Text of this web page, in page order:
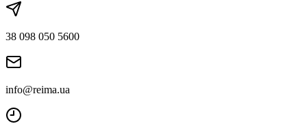
38 098 050 5600
info@reima.ua